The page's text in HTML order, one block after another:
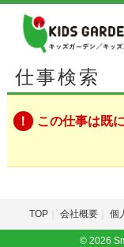
仕事検索
この仕事は既
TOP 会社概要 個
© 2026